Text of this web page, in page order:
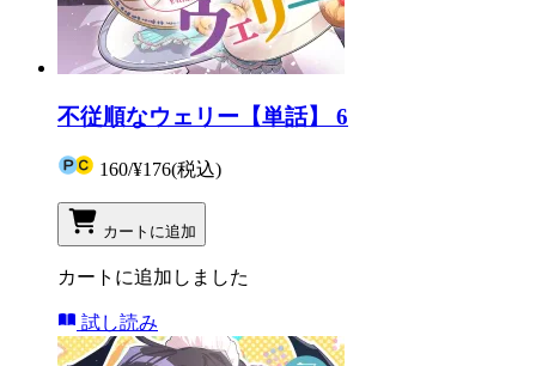
不従順なウェリー【単話】 6
160/¥176(税込)
カートに追加
カートに追加しました
試し読み